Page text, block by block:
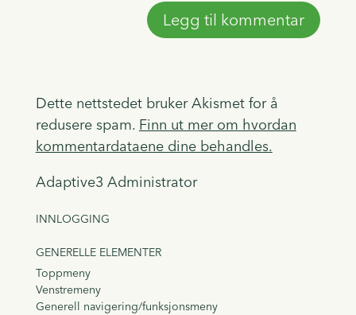
Dette nettstedet bruker Akismet for å
redusere spam. Finn ut mer om hvordan
kommentardataene dine behandles.
Adaptive3 Administrator
INNLOGGING
GENERELLE ELEMENTER
Toppmeny
Venstremeny
Generell navigering/funksjonsmeny